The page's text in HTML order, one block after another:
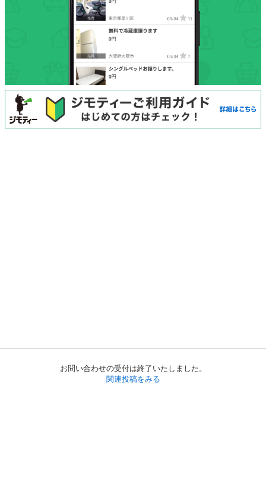
お問い合わせの受付は終了いたしました。
関連投稿をみる